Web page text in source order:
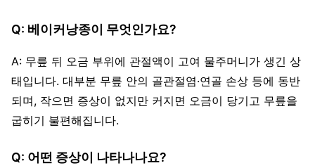
Q: 베이커낭종이 무엇인가요?
A: 무릎 뒤 오금 부위에 관절액이 고여 물주머니가 생긴 상
태입니다. 대부분 무릎 안의 골관절염·연골 손상 등에 동반
되며, 작으면 증상이 없지만 커지면 오금이 당기고 무릎을
굽히기 불편해집니다.
Q: 어떤 증상이 나타나나요?